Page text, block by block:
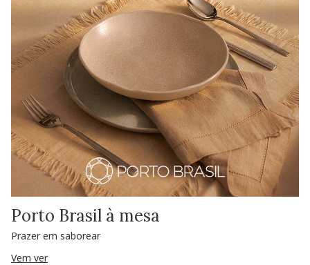
Porto Brasil à mesa
Prazer em saborear
Vem ver